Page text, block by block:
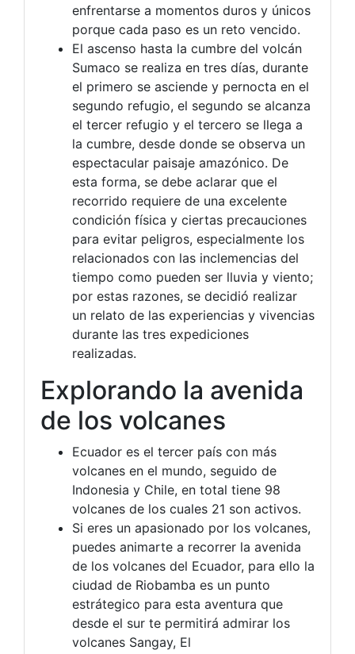
enfrentarse a momentos duros y únicos
porque cada paso es un reto vencido.
El ascenso hasta la cumbre del volcán
Sumaco se realiza en tres días, durante
el primero se asciende y pernocta en el
segundo refugio, el segundo se alcanza
el tercer refugio y el tercero se llega a
la cumbre, desde donde se observa un
espectacular paisaje amazónico. De
esta forma, se debe aclarar que el
recorrido requiere de una excelente
condición física y ciertas precauciones
para evitar peligros, especialmente los
relacionados con las inclemencias del
tiempo como pueden ser lluvia y viento;
por estas razones, se decidió realizar
un relato de las experiencias y vivencias
durante las tres expediciones
realizadas.
Explorando la avenida
de los volcanes
Ecuador es el tercer país con más
volcanes en el mundo, seguido de
Indonesia y Chile, en total tiene 98
volcanes de los cuales 21 son activos.
Si eres un apasionado por los volcanes,
puedes animarte a recorrer la avenida
de los volcanes del Ecuador, para ello la
ciudad de Riobamba es un punto
estrátegico para esta aventura que
desde el sur te permitirá admirar los
volcanes Sangay, El